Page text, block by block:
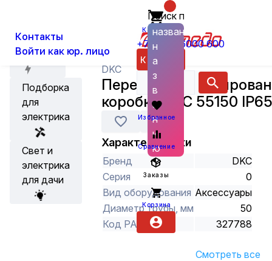
Контакты
Войти как юр. лицо
Корзина
+7 (800) 6000 600
Каталог
Поиск по
названию
н
а
з
в
а
н
и
ю
Избранное
Сравнение
Заказы
Корзина
Акции
Подборка
для
электрика
Свет и
электрика
для дачи
Кабеленесущие системы и
DKC
Переходник
коробка DKC 55150
Характеристики
Бренд
DKC
Серия
0
Вид оборудования Аксессуары
Диаметр трубы, мм
50
Код РАЭК
327788
Смотреть все